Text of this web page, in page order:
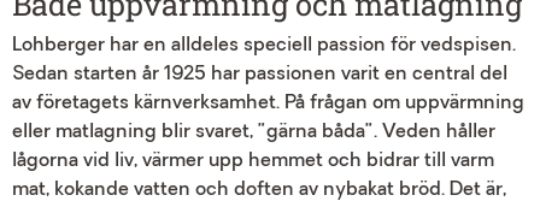
Lohberger har en alldeles speciell passion för vedspisen.
Sedan starten år 1925 har passionen varit en central del
av företagets kärnverksamhet. På frågan om uppvärmning
eller matlagning blir svaret, ”gärna båda”. Veden håller
lågorna vid liv, värmer upp hemmet och bidrar till varm
mat, kokande vatten och doften av nybakat bröd. Det är,